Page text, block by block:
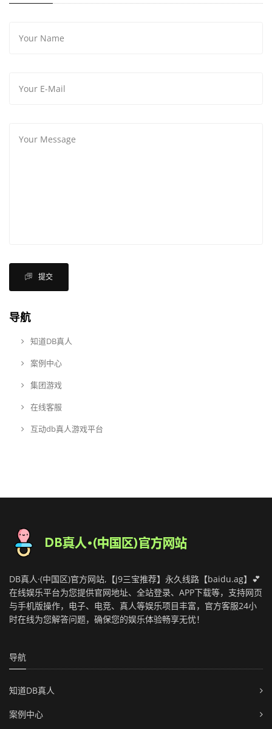
提交
导航
知道DB真人
案例中心
集团游戏
在线客服
互动db真人游戏平台
DB真人·(中国区)官方网站,【j9三宝推荐】永久线路【baidu.ag】💕
在线娱乐平台为您提供官网地址、全站登录、APP下载等，支持网页
与手机版操作，电子、电竞、真人等娱乐项目丰富，官方客服24小
时在线为您解答问题，确保您的娱乐体验畅享无忧！
导航
知道DB真人
案例中心